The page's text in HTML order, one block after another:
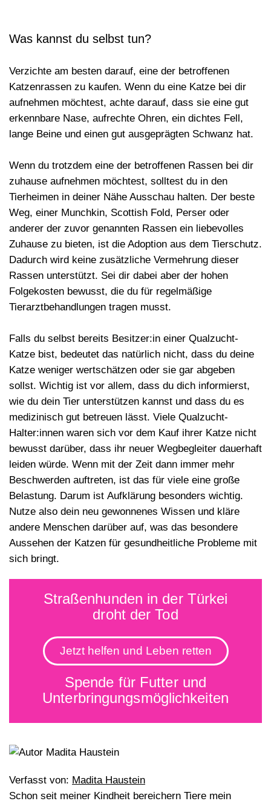
Was kannst du selbst tun?
Verzichte am besten darauf, eine der betroffenen
Katzenrassen zu kaufen. Wenn du eine Katze bei dir
aufnehmen möchtest, achte darauf, dass sie eine gut
erkennbare Nase, aufrechte Ohren, ein dichtes Fell,
lange Beine und einen gut ausgeprägten Schwanz hat.
Wenn du trotzdem eine der betroffenen Rassen bei dir
zuhause aufnehmen möchtest, solltest du in den
Tierheimen in deiner Nähe Ausschau halten. Der beste
Weg, einer Munchkin, Scottish Fold, Perser oder
anderer der zuvor genannten Rassen ein liebevolles
Zuhause zu bieten, ist die Adoption aus dem Tierschutz.
Dadurch wird keine zusätzliche Vermehrung dieser
Rassen unterstützt. Sei dir dabei aber der hohen
Folgekosten bewusst, die du für regelmäßige
Tierarztbehandlungen tragen musst.
Falls du selbst bereits Besitzer:in einer Qualzucht-
Katze bist, bedeutet das natürlich nicht, dass du deine
Katze weniger wertschätzen oder sie gar abgeben
sollst. Wichtig ist vor allem, dass du dich informierst,
wie du dein Tier unterstützen kannst und dass du es
medizinisch gut betreuen lässt. Viele Qualzucht-
Halter:innen waren sich vor dem Kauf ihrer Katze nicht
bewusst darüber, dass ihr neuer Wegbegleiter dauerhaft
leiden würde. Wenn mit der Zeit dann immer mehr
Beschwerden auftreten, ist das für viele eine große
Belastung. Darum ist Aufklärung besonders wichtig.
Nutze also dein neu gewonnenes Wissen und kläre
andere Menschen darüber auf, was das besondere
Aussehen der Katzen für gesundheitliche Probleme mit
sich bringt.
Straßenhunden in der Türkei
droht der Tod
Jetzt helfen und Leben retten
Spende für Futter und
Unterbringungsmöglichkeiten
Verfasst von: Madita Haustein
Schon seit meiner Kindheit bereichern Tiere mein